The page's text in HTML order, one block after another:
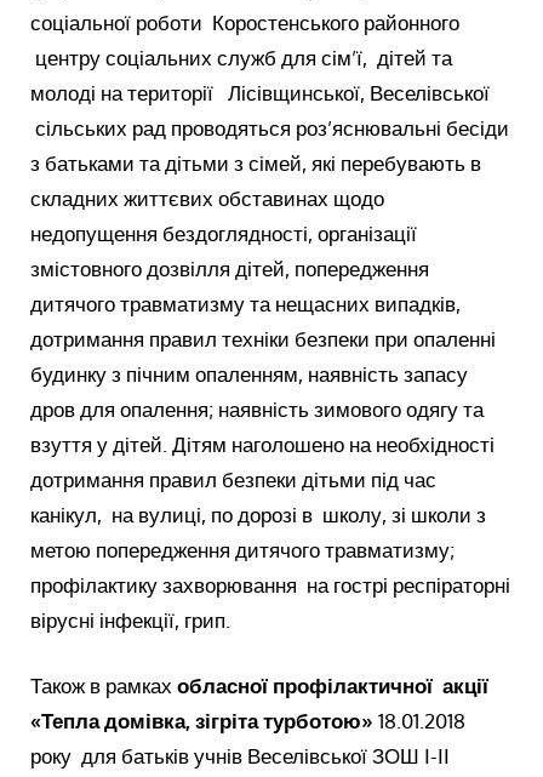
соціальної роботи Коростенського районного
центру соціальних служб для сім’ї, дітей та
молоді на території Лісівщинської, Веселівської
сільських рад проводяться роз’яснювальні бесіди
з батьками та дітьми з сімей, які перебувають в
складних життєвих обставинах щодо
недопущення бездоглядності, організації
змістовного дозвілля дітей, попередження
дитячого травматизму та нещасних випадків,
дотримання правил техніки безпеки при опаленні
будинку з пічним опаленням, наявність запасу
дров для опалення; наявність зимового одягу та
взуття у дітей. Дітям наголошено на необхідності
дотримання правил безпеки дітьми під час
канікул, на вулиці, по дорозі в школу, зі школи з
метою попередження дитячого травматизму;
профілактику захворювання на гострі респіраторні
вірусні інфекції, грип.
Також в рамкахобласної профілактичної акції
«Тепла домівка, зігріта турботою»18.01.2018
року для батьків учнів Веселівської ЗОШ І-ІІ